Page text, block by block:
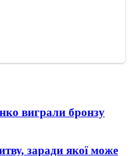
виграли бронзу
заради якої може